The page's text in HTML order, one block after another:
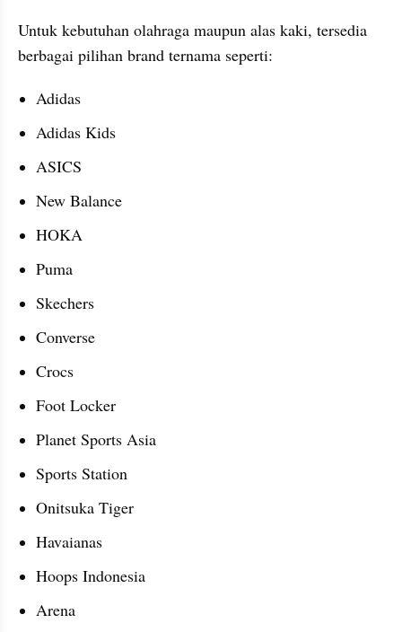
Untuk kebutuhan olahraga maupun alas kaki, tersedia
berbagai pilihan brand ternama seperti:
Adidas
Adidas Kids
ASICS
New Balance
HOKA
Puma
Skechers
Converse
Crocs
Foot Locker
Planet Sports Asia
Sports Station
Onitsuka Tiger
Havaianas
Hoops Indonesia
Arena